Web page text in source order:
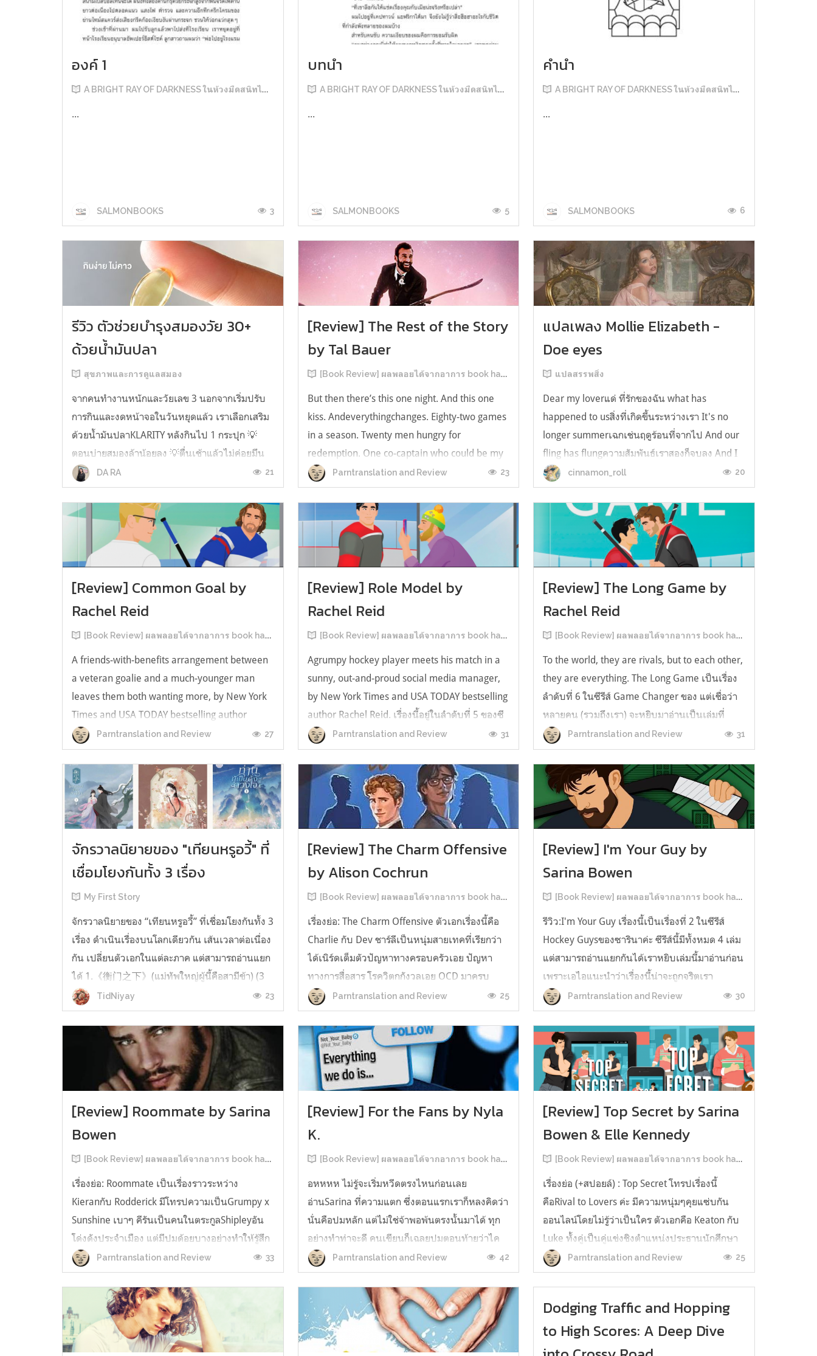
องค์ 1
A BRIGHT RAY OF DARKNESS ในห้วงมืดสนิทไม่มิดแสง
...
SALMONBOOKS 3
บทนำ
A BRIGHT RAY OF DARKNESS ในห้วงมืดสนิทไม่มิดแสง
...
SALMONBOOKS 5
คำนำ
A BRIGHT RAY OF DARKNESS ในห้วงมืดสนิทไม่มิดแสง
...
SALMONBOOKS 6
รีวิว ตัวช่วยบำรุงสมองวัย 30+
ด้วยน้ำมันปลา
สุขภาพและการดูแลสมอง
จากคนทำงานหนักและวัยเลข 3 นอกจากเริ่มปรับ
การกินและงดหน้าจอในวันหยุดแล้ว เราเลือกเสริม
ด้วยน้ำมันปลาKLARITY หลังกินไป 1 กระปุก 💡
ตอนบ่ายสมองล้าน้อยลง 💡ตื่นเช้าแล้วไม่ค่อยมึน
หัว 💡ไอเดียไม่ตัน ยิ่งทำงานสาย Content แนะนำ
ว่าควรมี ชอบตรงที่ไม่มีกลิ่นคาวเลย กินง่ายสุด
ตั้งแต่เคยกินน้ำมันปลามาเลย ใครที่เคยกิ...
DA RA 21
[Review] The Rest of the Story
by Tal Bauer
[Book Review] ผลพลอยได้จากอาการ book hangover หลังอ่านสารพัน MM Romance
But then there’s this one night. And this one
kiss. Andeverythingchanges. Eighty-two games
in a season. Twenty men hungry for
redemption. One co-captain who could be my
forever. This is the rest of the story. หลังอ่าน
แบบฟีลกู้ดติดๆ กันแล้ว เลยอยากได้ความแสบ
ทรวงในชีวิตบ้าง (หาเรื่อง!) เล่มนี้คู่หูเอ...
Parntranslation and Review 23
แปลเพลง Mollie Elizabeth -
Doe eyes
แปลสรรพสิ่ง
Dear my loverแด่ ที่รักของฉัน what has
happened to usสิ่งที่เกิดขึ้นระหว่างเรา It's no
longer summerเฉกเช่นฤดูร้อนที่จากไป And our
fling has flungความสัมพันธ์เราสองก็จบลง And I
still spin your recordsแต่ฉันยังเล่นเพลงโปรดของ
คุณบนแผ่นเสียงไวนิล And You still feel like
homeในใจฉัน ตัวตนคุณก็ยังอบอ...
cinnamon_roll 20
[Review] Common Goal by
Rachel Reid
[Book Review] ผลพลอยได้จากอาการ book hangover หลังอ่านสารพัน MM Romance
A friends-with-benefits arrangement between
a veteran goalie and a much-younger man
leaves them both wanting more, by New York
Times and USA TODAY bestselling author
Rachel Reid. เป็นเรื่องลำดับที่ 4ในซีรีส์ Game
Changer และเป็นเล่มที่ 4 ที่เราหยิบมาอ่าน ใน
ที่สุดลำดับเรื่องกับลำดับที่หยิบอ่านก็ตรงกั...
Parntranslation and Review 27
[Review] Role Model by
Rachel Reid
[Book Review] ผลพลอยได้จากอาการ book hangover หลังอ่านสารพัน MM Romance
Agrumpy hockey player meets his match in a
sunny, out-and-proud social media manager,
by New York Times and USA TODAY bestselling
author Rachel Reid. เรื่องนี้อยู่ในลำดับที่ 5 ของซี
รีส์ Game Changer แต่เป็นเรื่องที่ 3 ที่เราหยิบมา
อ่าน เพราะเห็นว่าเป็นเรื่องในไทม์ไลน์เดียวกันกับ
TheLong Game ประกอบกั...
Parntranslation and Review 31
[Review] The Long Game by
Rachel Reid
[Book Review] ผลพลอยได้จากอาการ book hangover หลังอ่านสารพัน MM Romance
To the world, they are rivals, but to each other,
they are everything. The Long Game เป็นเรื่อง
ลำดับที่ 6 ในซีรีส์ Game Changer ของ แต่เชื่อว่า
หลายคน (รวมถึงเรา) จะหยิบมาอ่านเป็นเล่มที่
2หลังจากอ่าน Heated Rivalry มา555 เรื่องย่อ:
The Long Game เล่ม Long Game นี่จะเป็น
ประมาณ2 ปีหลังจาก HR จะดำเนินเ...
Parntranslation and Review 31
จักรวาลนิยายของ "เทียนหรูอวี้" ที่
เชื่อมโยงกันทั้ง 3 เรื่อง
My First Story
จักรวาลนิยายของ “เทียนหรูอวี้” ที่เชื่อมโยงกันทั้ง 3
เรื่อง ดำเนินเรื่องบนโลกเดียวกัน เส้นเวลาต่อเนื่อง
กัน เปลี่ยนตัวเอกในแต่ละภาค แต่สามารถอ่านแยก
ได้ 1.《衡门之下》(แม่ทัพใหญ่ผู้นี้คือสามีข้า) (3
เล่มจบ) เป็นเรื่องที่เกิดก่อน เล่าเรื่องของ ฝูถิง กับ
หลี่ชีฉือ ที่ต้องแต่งงานกันก่อนจะใช้ชีวิตห่างไกล
TidNiyay 23
[Review] The Charm Offensive
by Alison Cochrun
[Book Review] ผลพลอยได้จากอาการ book hangover หลังอ่านสารพัน MM Romance
เรื่องย่อ: The Charm Offensive ตัวเอกเรื่องนี้คือ
Charlie กับ Dev ชาร์ลีเป็นหนุ่มสายเทคที่เรียกว่า
ได้เนิร์ดเต็มตัวปัญหาทางครอบครัวเอย ปัญหา
ทางการสื่อสาร โรควิตกกังวลเอย OCD มาครบ
เรียกได้ว่าครบองค์ประกอบความโอตะ เขาทั้งไม่
เชื่อในรักแท้ ไม่เคยมีความสัมพันธ์ในเชิงโรแมนติก
กับใคร หรืออาจเรียกว่าไม่เคยรู...
Parntranslation and Review 25
[Review] I'm Your Guy by
Sarina Bowen
[Book Review] ผลพลอยได้จากอาการ book hangover หลังอ่านสารพัน MM Romance
รีวิว:I'm Your Guy เรื่องนี้เป็นเรื่องที่ 2 ในซีรีส์
Hockey Guysของซารินาค่ะ ซีรีส์นี้มีทั้งหมด 4 เล่ม
แต่สามารถอ่านแยกกันได้เราหยิบเล่มนี้มาอ่านก่อน
เพราะเอไอแนะนำว่าเรื่องนี้น่าจะถูกจริตเรา
มากกว่า555 เรื่องนี้เป็นเรื่องราวของ TOMMASO
นักกีฬาฮอกกี้ NHL กับ Carter มัณฑนากรมือฉมัง
ทอมมาโซเพิ่งโดนเทร...
Parntranslation and Review 30
[Review] Roommate by Sarina
Bowen
[Book Review] ผลพลอยได้จากอาการ book hangover หลังอ่านสารพัน MM Romance
เรื่องย่อ: Roommate เป็นเรื่องราวระหว่าง
Kieranกับ Rodderick มีโทรปความเป็นGrumpy x
Sunshine เบาๆ คีรันเป็นคนในตระกูลShipleyอัน
โด่งดังประจำเมือง แต่มีปมด้อยบางอย่างทำให้รู้สึก
ว่าพ่อรักพี่ชายมากกว่าตัวเองเสมอ จึงดิ้นรนอยาก
ออกมาอยู่คนเดียวเพื่อให้หลุดจากอิทธิพลของที่
บ้าน และไล่ตามความฝันการเป็นกราฟฟิ...
Parntranslation and Review 33
[Review] For the Fans by Nyla
K.
[Book Review] ผลพลอยได้จากอาการ book hangover หลังอ่านสารพัน MM Romance
อหหหห ไม่รู้จะเริ่มหวีดตรงไหนก่อนเลย
อ่านSarina ที่ความแตก ซึ่งตอนแรกเราก็หลงคิดว่า
นั่นคือปมหลัก แต่ไม่ใช่จ้าพอพ้นตรงนั้นมาได้ ทุก
อย่างทำท่าจะดี คนเขียนก็เฉลยปมตอนท้ายว่าไค
รันเคยเจออะไรมาในอดีตเท่านั้นแหละ คดีพลิกใน
ทันใด!!! ตรงนี้เป็นNarrative Escalation ที่ชอบ
มาก ทำให้รู้สึกเหมือนคนเขียนวางแผนไว้ตั...
Parntranslation and Review 42
[Review] Top Secret by Sarina
Bowen & Elle Kennedy
[Book Review] ผลพลอยได้จากอาการ book hangover หลังอ่านสารพัน MM Romance
เรื่องย่อ (+สปอยล์) : Top Secret โทรปเรื่องนี้
คือRival to Lovers ค่ะ มีความหนุ่มๆคุยแซ่บกัน
ออนไลน์โดยไม่รู้ว่าเป็นใคร ตัวเอกคือ Keaton กับ
Luke ทั้งคู่เป็นคู่แข่งชิงตำแหน่งประธานนักศึกษา
ของมหาวิทยาลัยประวัติศาสตร์ยาวนาน คีตันคือ
ตระกูลเรียนที่นี่มาสามรุ่น ใครๆ ก็มองว่าน่าจะได้
Parntranslation and Review 25
Dodging Traffic and Hopping
to High Scores: A Deep Dive